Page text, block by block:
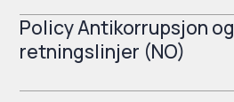
Policy Antikorrupsjon og
retningslinjer (NO)